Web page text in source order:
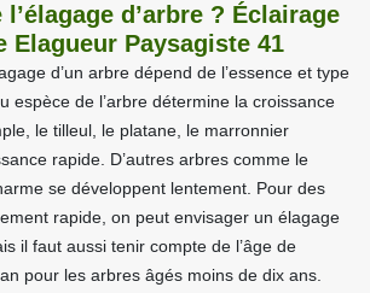
d’arbre ? Éclairage
Elagueur Paysagiste 41
d’un arbre dépend de l’essence et type
espèce de l’arbre détermine la croissance
le tilleul, le platane, le marronnier
rapide. D’autres arbres comme le
se développent lentement. Pour des
rapide, on peut envisager un élagage
il faut aussi tenir compte de l’âge de
pour les arbres âgés moins de dix ans.